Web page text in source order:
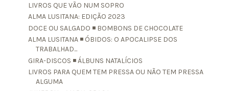
LIVROS QUE VÃO NUM SOPRO
ALMA LUSITANA: EDIÇÃO 2023
DOCE OU SALGADO ◾ BOMBONS DE CHOCOLATE
ALMA LUSITANA ◾ ÓBIDOS: O APOCALIPSE DOS
TRABALHAD...
GIRA-DISCOS ◾ ÁLBUNS NATALÍCIOS
LIVROS PARA QUEM TEM PRESSA OU NÃO TEM PRESSA
ALGUMA